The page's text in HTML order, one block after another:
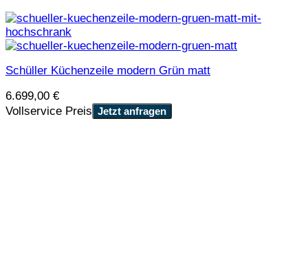
Schüller Küchenzeile modern Grün matt
6.699,00 €
Vollservice Preis Jetzt anfragen